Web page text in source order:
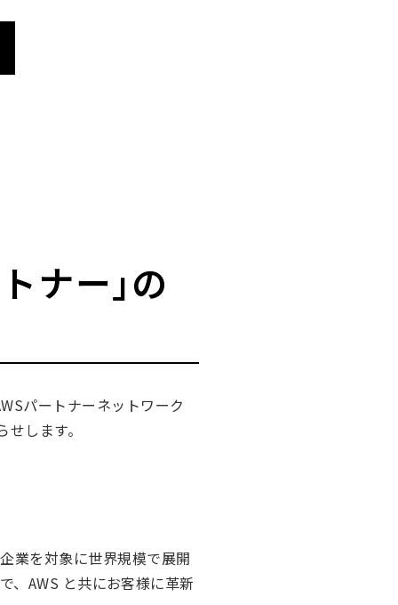
ナー」の
パートナーネットワーク
します。
業を対象に世界規模で展開
、AWS と共にお客様に革新